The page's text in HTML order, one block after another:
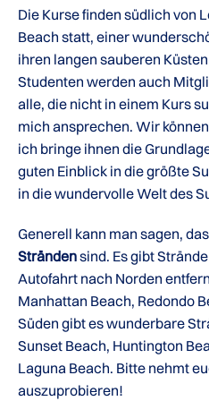
Die Kurse finden südlich von
Beach statt, einer
ihren langen sauberen
Studenten werden auch
alle, die nicht in einem Kurs
mich ansprechen. Wir
ich bringe ihnen die
guten Einblick in die größte
in die wundervolle Welt des
Generell kann man sagen,
Strändensind. Es gibt
Autofahrt nach Norden
Manhattan Beach, Redondo
Süden gibt es wunderbare
Sunset Beach, Huntington
Laguna Beach. Bitte nehmt
auszuprobieren!